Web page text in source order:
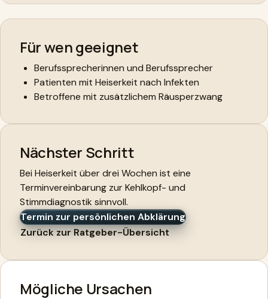
Für wen geeignet
Berufssprecherinnen und Berufssprecher
Patienten mit Heiserkeit nach Infekten
Betroffene mit zusätzlichem Räusperzwang
Nächster Schritt
Bei Heiserkeit über drei Wochen ist eine
Terminvereinbarung zur Kehlkopf- und
Stimmdiagnostik sinnvoll.
Termin zur persönlichen Abklärung
Zurück zur Ratgeber-Übersicht
Mögliche Ursachen